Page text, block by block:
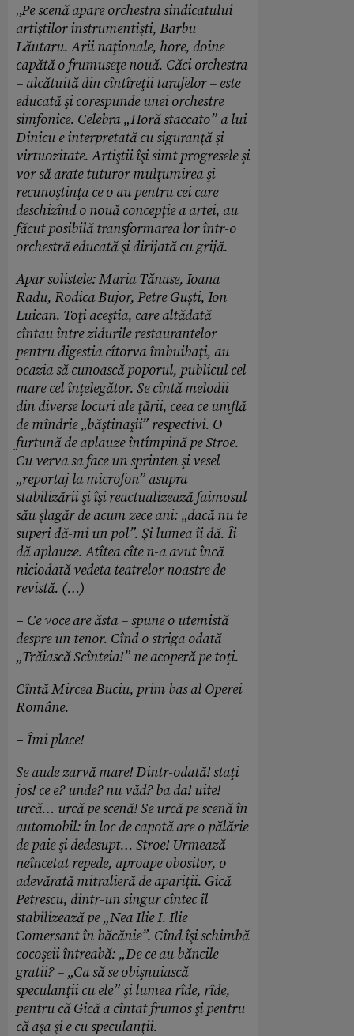
„Pe scenă apare orchestra sindicatului
artiştilor instrumentişti, Barbu
Lăutaru. Arii naţionale, hore, doine
capătă o frumuseţe nouă. Căci orchestra
– alcătuită din cîntîreţii tarafelor – este
educată şi corespunde unei orchestre
simfonice. Celebra „Horă staccato” a lui
Dinicu e interpretată cu siguranţă şi
virtuozitate. Artiştii îşi simt progresele şi
vor să arate tuturor mulţumirea şi
recunoştinţa ce o au pentru cei care
deschizînd o nouă concepţie a artei, au
făcut posibilă transformarea lor într-o
orchestră educată şi dirijată cu grijă.
Apar solistele: Maria Tănase, Ioana
Radu, Rodica Bujor, Petre Guști, Ion
Luican. Toţi aceştia, care altădată
cîntau între zidurile restaurantelor
pentru digestia cîtorva îmbuibaţi, au
ocazia să cunoască poporul, publicul cel
mare cel înţelegător. Se cîntă melodii
din diverse locuri ale ţării, ceea ce umflă
de mîndrie „băştinaşii” respectivi. O
furtună de aplauze întîmpină pe Stroe.
Cu verva sa face un sprinten şi vesel
„reportaj la microfon” asupra
stabilizării şi îşi reactualizează faimosul
său şlagăr de acum zece ani: „dacă nu te
superi dă-mi un pol”. Şi lumea îi dă. Îi
dă aplauze. Atîtea cîte n-a avut încă
niciodată vedeta teatrelor noastre de
revistă. (…)
– Ce voce are ăsta – spune o utemistă
despre un tenor. Cînd o striga odată
„Trăiască Scînteia!” ne acoperă pe toţi.
Cîntă Mircea Buciu, prim bas al Operei
Române.
– Îmi place!
Se aude zarvă mare! Dintr-odată! staţi
jos! ce e? unde? nu văd? ba da! uite!
urcă… urcă pe scenă! Se urcă pe scenă în
automobil: în loc de capotă are o pălărie
de paie şi dedesupt… Stroe! Urmează
neîncetat repede, aproape obositor, o
adevărată mitralieră de apariţii. Gică
Petrescu, dintr-un singur cîntec îl
stabilizează pe „Nea Ilie I. Ilie
Comersant în băcănie”. Cînd îşi schimbă
cocoşeii întreabă: „De ce au băncile
gratii? – „Ca să se obişnuiască
speculanţii cu ele” şi lumea rîde, rîde,
pentru că Gică a cîntat frumos şi pentru
că aşa şi e cu speculanţii.